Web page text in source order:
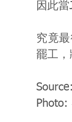
因此
究竟
罷工，
Photo: